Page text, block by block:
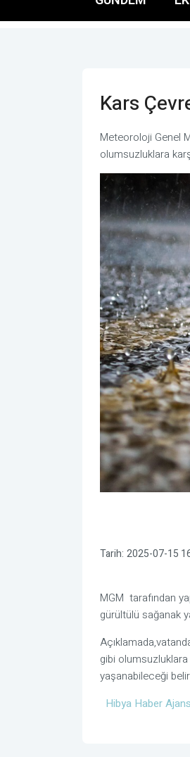
Kars
Meteoroloji Genel
olumsuzluklara
Tarih: 2025-07-15
MGM tarafından
gürültülü sağanak
gibi olumsuzluklara
yaşanabileceği
Hibya Haber